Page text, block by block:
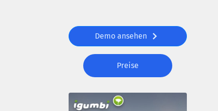
Demo ansehen
Preise